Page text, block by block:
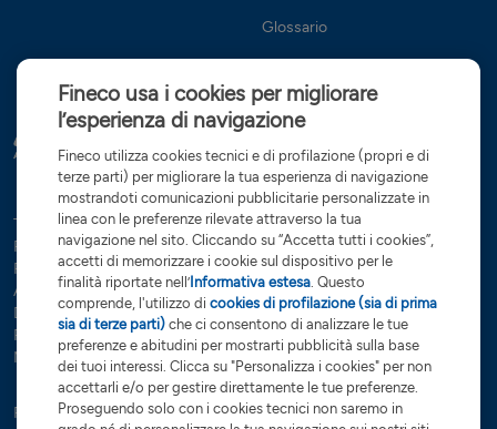
Glossario
Tutte le condizioni Trasparenza Reclami e ricorsi
Rapporti dormienti
Dati Societari
Servizi di investimento
Preferenze cookies
Governance
Arbitro controversie finanziarie
Open Banking
Dichiarazione di accessibilità
Whistleblowing
Risoluzione bancaria
Sostenibilità (SFDR)
Glossario
Note Legali
FinecoBank S.p.A. - Sede legale 20131 Milano - P.zza Durante, 11 -
Fineco usa i cookies per migliorare
l’esperienza di navigazione
Fineco utilizza cookies tecnici e di profilazione (propri e di
terze parti) per migliorare la tua esperienza di navigazione
mostrandoti comunicazioni pubblicitarie personalizzate in
linea con le preferenze rilevate attraverso la tua
navigazione nel sito. Cliccando su “Accetta tutti i cookies”,
accetti di memorizzare i cookie sul dispositivo per le
finalità riportate nell’Informativa estesa. Questo
comprende, l'utilizzo di cookies di profilazione (sia di prima
sia di terze parti)che ci consentono di analizzare le tue
preferenze e abitudini per mostrarti pubblicità sulla base
dei tuoi interessi. Clicca su "Personalizza i cookies" per non
accettarli e/o per gestire direttamente le tue preferenze.
Proseguendo solo con i cookies tecnici non saremo in